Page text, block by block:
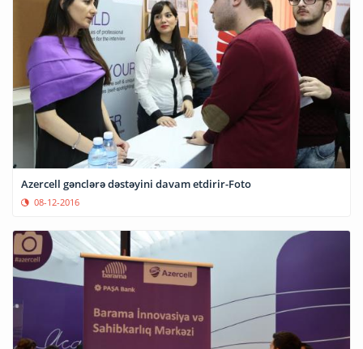
Azercell gənclərə dəstəyini davam etdirir-Foto
08-12-2016